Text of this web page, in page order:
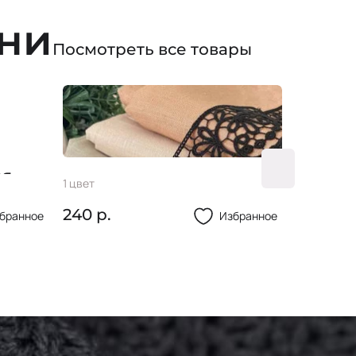
Посмотреть все товары
100% полиэстер
Кружево 75 мм
1 цвет
240 р. Избранное